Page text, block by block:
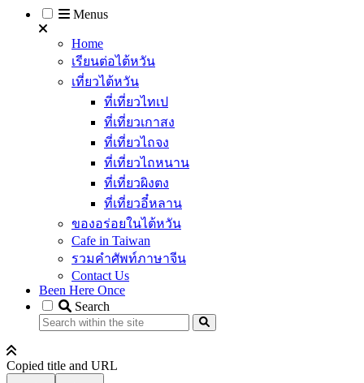
Menus
Home
เรียนต่อไต้หวัน
เที่ยวไต้หวัน
ที่เที่ยวไทเป
ที่เที่ยวเกาสง
ที่เที่ยวไถจง
ที่เที่ยวไถหนาน
ที่เที่ยวผิงตง
ที่เที่ยวอี๋หลาน
ของอร่อยในไต้หวัน
Cafe in Taiwan
รวมคำศัพท์ภาษาจีน
Contact Us
Been Here Once
Search
Copied title and URL